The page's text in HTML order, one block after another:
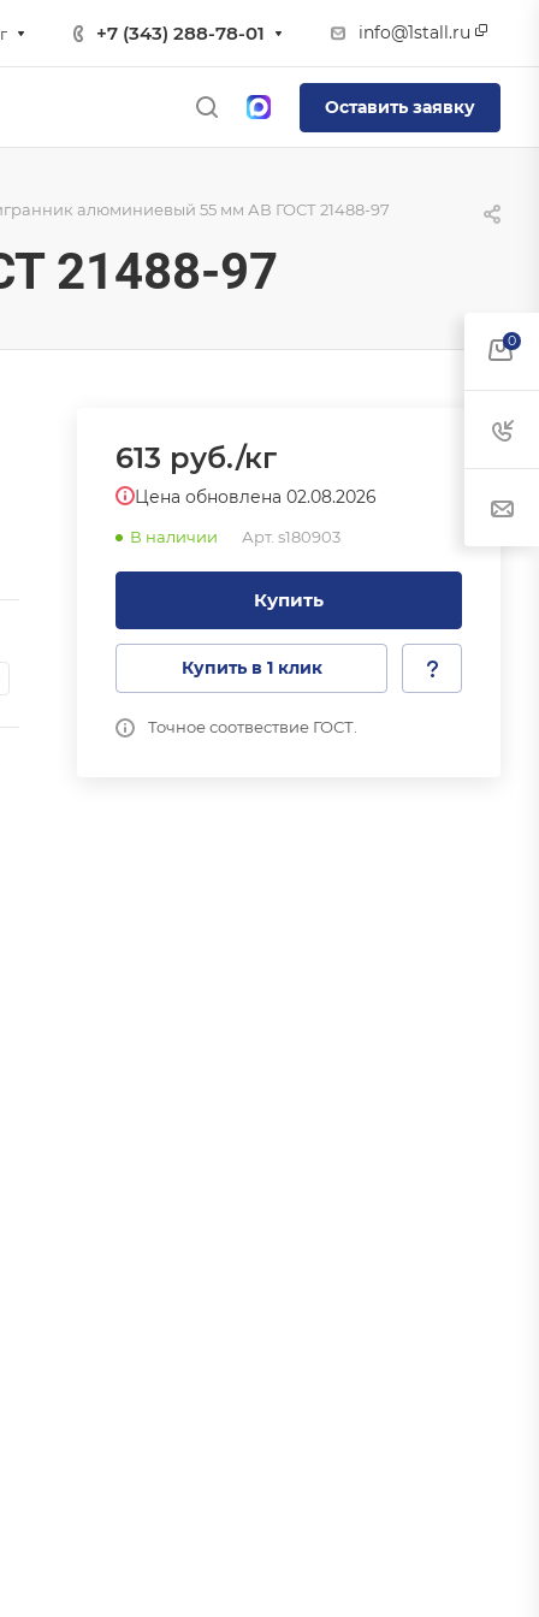
+7 (343) 288-78-01 info@1stall.ru
Оставить заявку
алюминиевый 55 мм АВ ГОСТ 21488-97
21488-97
613 руб./кг
Цена обновлена 02.08.2026
В наличии Арт. s180903
Купить
Купить в 1 клик
Точное соотвествие ГОСТ.
0